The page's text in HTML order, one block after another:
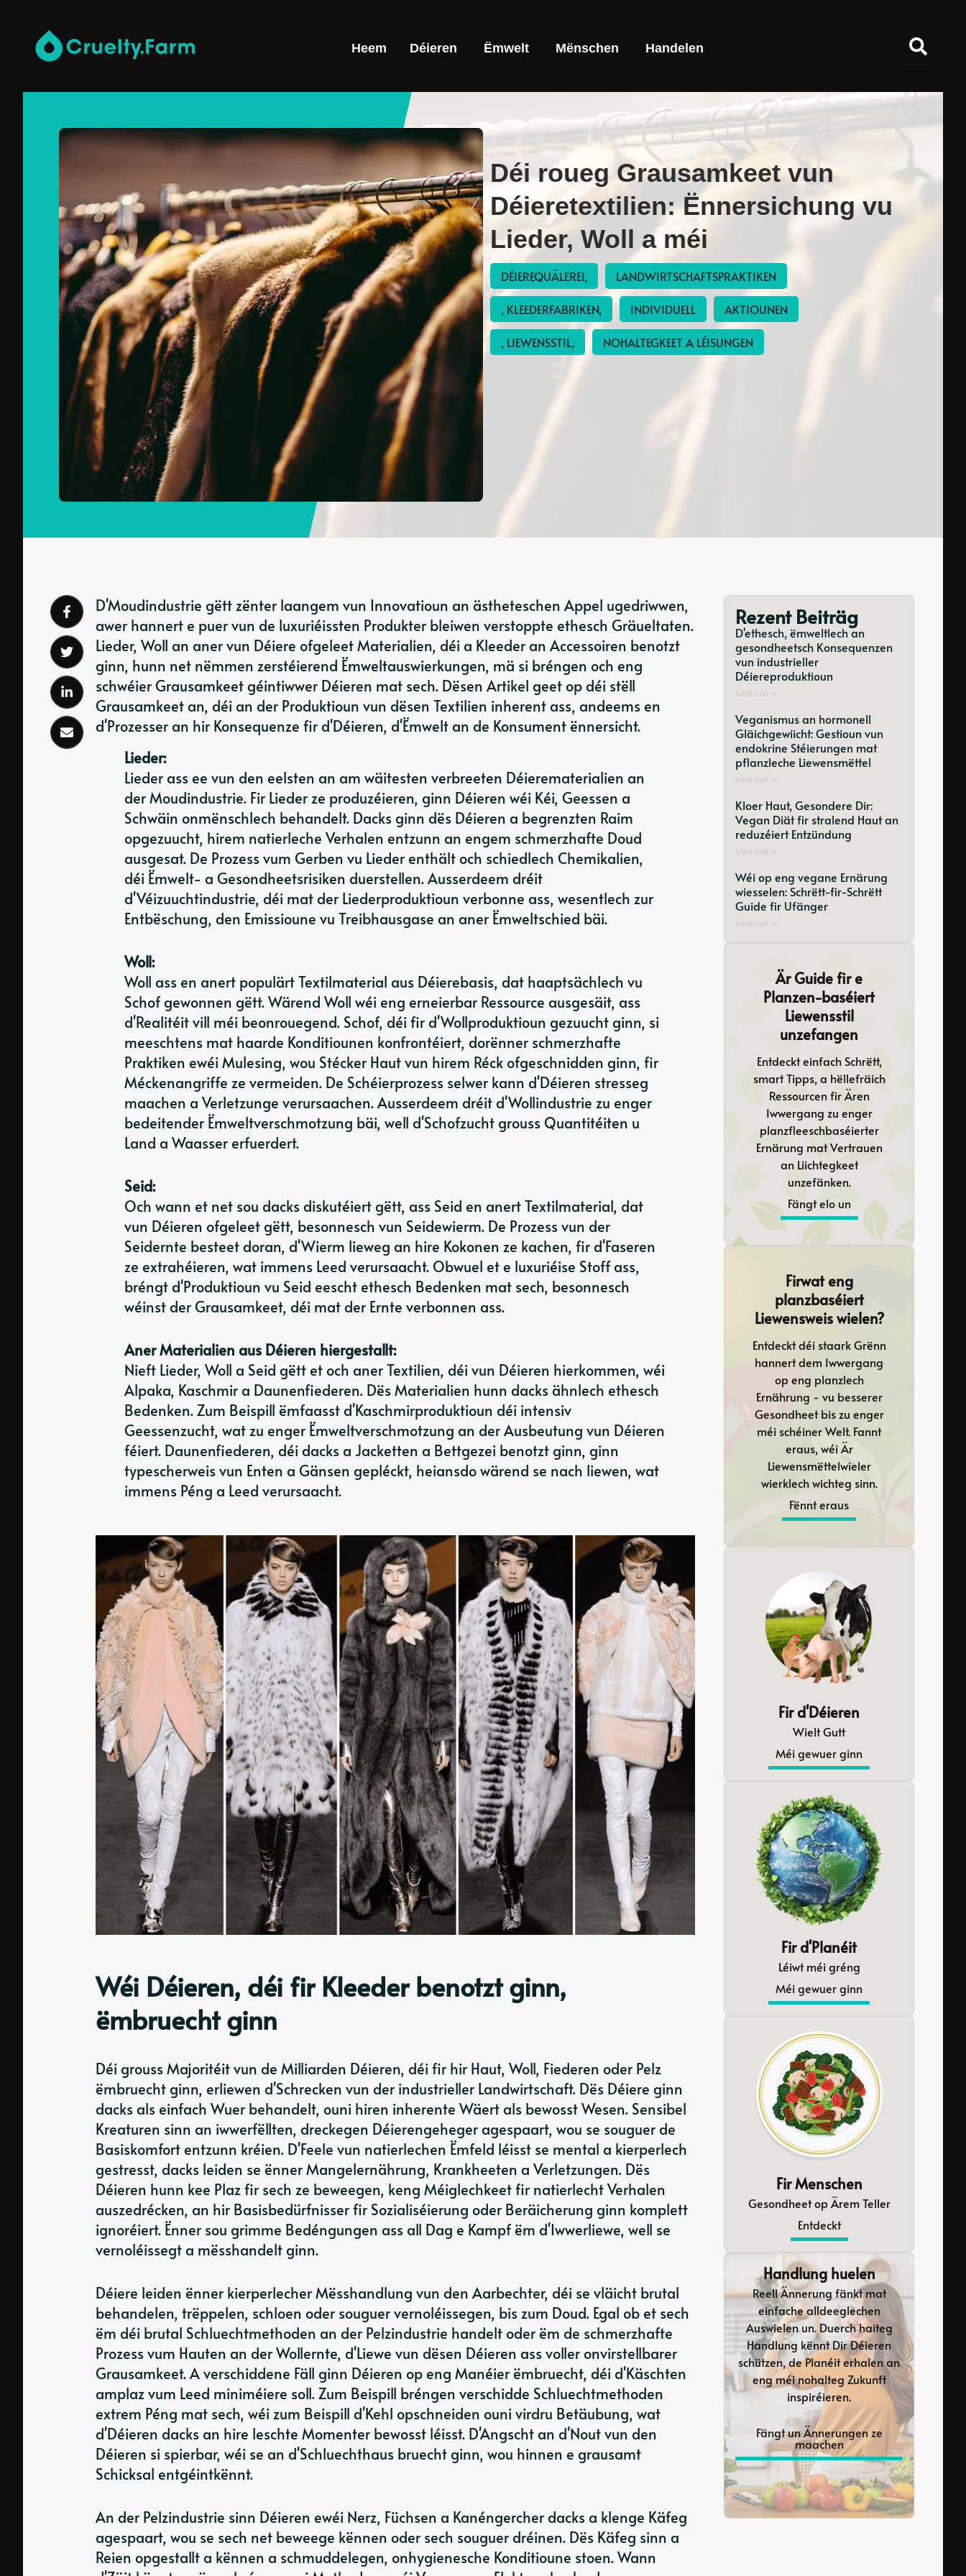
Heem Déieren Ëmwelt Mënschen Handelen
Déi roueg Grausamkeet vun
Déieretextilien: Ënnersichung vu
Lieder, Woll a méi
DÉIEREQUÄLEREI, LANDWIRTSCHAFTSPRAKTIKEN
, KLEEDERFABRIKEN, INDIVIDUELL AKTIOUNEN
, LIEWENSSTIL, NOHALTEGKEET A LÉISUNGEN
D'Moudindustrie gëtt zënter laangem vun Innovatioun an ästheteschen Appel ugedriwwen,
awer hannert e puer vun de luxuriéissten Produkter bleiwen verstoppte ethesch Gräueltaten.
Lieder, Woll an aner vun Déiere ofgeleet Materialien, déi a Kleeder an Accessoiren benotzt
ginn, hunn net nëmmen zerstéierend Ëmweltauswierkungen, mä si bréngen och eng
schwéier Grausamkeet géintiwwer Déieren mat sech. Dësen Artikel geet op déi stëll
Grausamkeet an, déi an der Produktioun vun dësen Textilien inherent ass, andeems en
d'Prozesser an hir Konsequenze fir d'Déieren, d'Ëmwelt an de Konsument ënnersicht.
Lieder:
Lieder ass ee vun den eelsten an am wäitesten verbreeten Déierematerialien an
der Moudindustrie. Fir Lieder ze produzéieren, ginn Déieren wéi Kéi, Geessen a
Schwäin onmënschlech behandelt. Dacks ginn dës Déieren a begrenzten Raim
opgezuucht, hirem natierleche Verhalen entzunn an engem schmerzhafte Doud
ausgesat. De Prozess vum Gerben vu Lieder enthält och schiedlech Chemikalien,
déi Ëmwelt- a Gesondheetsrisiken duerstellen. Ausserdeem dréit
d'Véizuuchtindustrie, déi mat der Liederproduktioun verbonne ass, wesentlech zur
Entbëschung, den Emissioune vu Treibhausgase an aner Ëmweltschied bäi.
Woll:
Woll ass en anert populärt Textilmaterial aus Déierebasis, dat haaptsächlech vu
Schof gewonnen gëtt. Wärend Woll wéi eng erneierbar Ressource ausgesäit, ass
d'Realitéit vill méi beonrouegend. Schof, déi fir d'Wollproduktioun gezuucht ginn, si
meeschtens mat haarde Konditiounen konfrontéiert, dorënner schmerzhafte
Praktiken ewéi Mulesing, wou Stécker Haut vun hirem Réck ofgeschnidden ginn, fir
Méckenangriffe ze vermeiden. De Schéierprozess selwer kann d'Déieren stresseg
maachen a Verletzunge verursaachen. Ausserdeem dréit d'Wollindustrie zu enger
bedeitender Ëmweltverschmotzung bäi, well d'Schofzucht grouss Quantitéiten u
Land a Waasser erfuerdert.
Seid:
Och wann et net sou dacks diskutéiert gëtt, ass Seid en anert Textilmaterial, dat
vun Déieren ofgeleet gëtt, besonnesch vun Seidewierm. De Prozess vun der
Seidernte besteet doran, d'Wierm lieweg an hire Kokonen ze kachen, fir d'Faseren
ze extrahéieren, wat immens Leed verursaacht. Obwuel et e luxuriéise Stoff ass,
bréngt d'Produktioun vu Seid eescht ethesch Bedenken mat sech, besonnesch
wéinst der Grausamkeet, déi mat der Ernte verbonnen ass.
Aner Materialien aus Déieren hiergestallt:
Nieft Lieder, Woll a Seid gëtt et och aner Textilien, déi vun Déieren hierkommen, wéi
Alpaka, Kaschmir a Daunenfiederen. Dës Materialien hunn dacks ähnlech ethesch
Bedenken. Zum Beispill ëmfaasst d'Kaschmirproduktioun déi intensiv
Geessenzucht, wat zu enger Ëmweltverschmotzung an der Ausbeutung vun Déieren
féiert. Daunenfiederen, déi dacks a Jacketten a Bettgezei benotzt ginn, ginn
typescherweis vun Enten a Gänsen gepléckt, heiansdo wärend se nach liewen, wat
immens Péng a Leed verursaacht.
Wéi Déieren, déi fir Kleeder benotzt ginn,
ëmbruecht ginn
Déi grouss Majoritéit vun de Milliarden Déieren, déi fir hir Haut, Woll, Fiederen oder Pelz
ëmbruecht ginn, erliewen d'Schrecken vun der industrieller Landwirtschaft. Dës Déiere ginn
dacks als einfach Wuer behandelt, ouni hiren inherente Wäert als bewosst Wesen. Sensibel
Kreaturen sinn an iwwerfëllten, dreckegen Déierengeheger agespaart, wou se souguer de
Basiskomfort entzunn kréien. D'Feele vun natierlechen Ëmfeld léisst se mental a kierperlech
gestresst, dacks leiden se ënner Mangelernährung, Krankheeten a Verletzungen. Dës
Déieren hunn kee Plaz fir sech ze beweegen, keng Méiglechkeet fir natierlecht Verhalen
auszedrécken, an hir Basisbedürfnisser fir Sozialiséierung oder Beräicherung ginn komplett
ignoréiert. Ënner sou grimme Bedéngungen ass all Dag e Kampf ëm d'Iwwerliewe, well se
vernoléissegt a mësshandelt ginn.
Déiere leiden ënner kierperlecher Mësshandlung vun den Aarbechter, déi se vläicht brutal
behandelen, trëppelen, schloen oder souguer vernoléissegen, bis zum Doud. Egal ob et sech
ëm déi brutal Schluechtmethoden an der Pelzindustrie handelt oder ëm de schmerzhafte
Prozess vum Hauten an der Wollernte, d'Liewe vun dësen Déieren ass voller onvirstellbarer
Grausamkeet. A verschiddene Fäll ginn Déieren op eng Manéier ëmbruecht, déi d'Käschten
amplaz vum Leed miniméiere soll. Zum Beispill bréngen verschidde Schluechtmethoden
extrem Péng mat sech, wéi zum Beispill d'Kehl opschneiden ouni virdru Betäubung, wat
d'Déieren dacks an hire leschte Momenter bewosst léisst. D'Angscht an d'Nout vun den
Déieren si spierbar, wéi se an d'Schluechthaus bruecht ginn, wou hinnen e grausamt
Schicksal entgéintkënnt.
An der Pelzindustrie sinn Déieren ewéi Nerz, Füchsen a Kanéngercher dacks a klenge Käfeg
agespaart, wou se sech net beweege kënnen oder sech souguer dréinen. Dës Käfeg sinn a
Reien opgestallt a kënnen a schmuddelegen, onhygienesche Konditioune stoen. Wann
Rezent Beiträg
D'ethesch, ëmweltlech an
gesondheetsch Konsequenzen
vun industrieller
Déiereproduktioun
Veganismus an hormonell
Gläichgewiicht: Gestioun vun
endokrine Stéierungen mat
pflanzleche Liewensmëttel
Kloer Haut, Gesondere Dir:
Vegan Diät fir stralend Haut an
reduzéiert Entzündung
Wéi op eng vegane Ernärung
wiesselen: Schrëtt-fir-Schrëtt
Guide fir Ufänger
Är Guide fir e
Planzen-baséiert
Liewensstil
unzefangen
Entdeckt einfach Schrëtt,
smart Tipps, a hëllefräich
Ressourcen fir Ären
Iwwergang zu enger
planzfleeschbaséierter
Ernärung mat Vertrauen
an Liichtegkeet
unzefänken.
Fängt elo un
Firwat eng
planzbaséiert
Liewensweis wielen?
Entdeckt déi staark Grënn
hannert dem Iwwergang
op eng planzlech
Ernährung - vu besserer
Gesondheet bis zu enger
méi schéiner Welt. Fannt
eraus, wéi Är
Liewensmëttelwieler
wierklech wichteg sinn.
Fënnt eraus
Fir d'Déieren
Wielt Gutt
Méi gewuer ginn
Fir d'Planéit
Léiwt méi gréng
Méi gewuer ginn
Fir Menschen
Gesondheet op Ärem Teller
Entdeckt
Handlung huelen
Reell Ännerung fänkt mat
einfache alldeeglechen
Auswielen un. Duerch haiteg
Handlung kënnt Dir Déieren
schützen, de Planéit erhalen an
eng méi nohalteg Zukunft
inspiréieren.
Fängt un Ännerungen ze
maachen